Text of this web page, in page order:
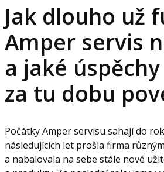
Jak dlouho už
Amper servis
a jaké
za tu dobu
Počátky Amper servisu sahají do
následujících let prošla firma
a nabalovala na sebe stále nové